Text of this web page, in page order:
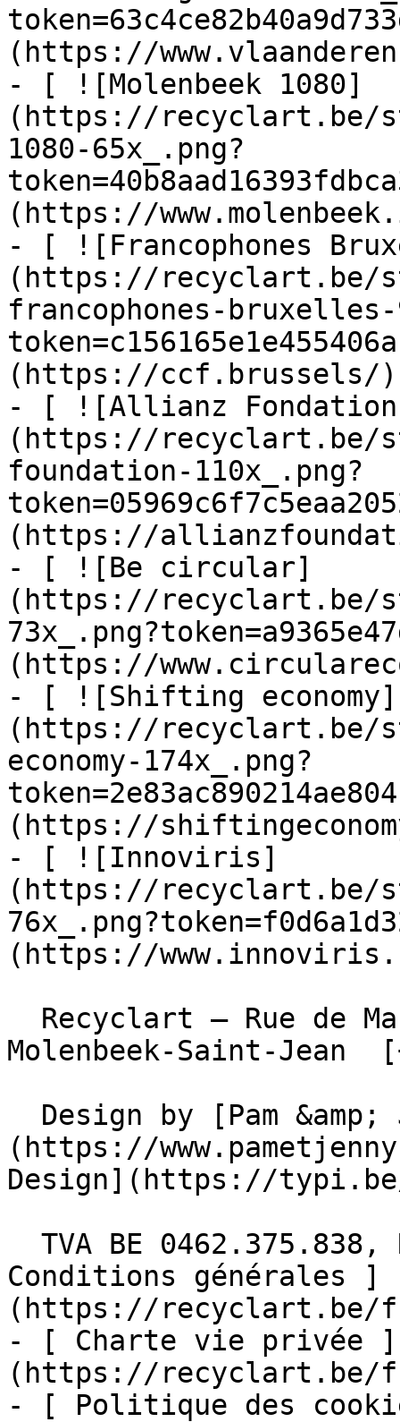
(https://
- [ ![Molenbeek 1080]
(https://recyclart.be/
1080-65x_.png?
(https://
- [ ![Francophones
(https://recyclart.be/
francophones-bruxelles-
(https://ccf.brussels/)
- [ ![Allianz
(https://recyclart.be/
foundation-110x_.png?
(https://
- [ ![Be circular]
(https://recyclart.be/
(https://
- [ ![Shifting economy]
(https://recyclart.be/
economy-174x_.png?
(https://
- [ ![Innoviris]
(https://recyclart.be/
(https://
Molenbeek-Saint-
(https://
Design](https://
Conditions générales ]
(https://recyclart.be/
- [ Charte vie privée ]
(https://recyclart.be/
- [ Politique des